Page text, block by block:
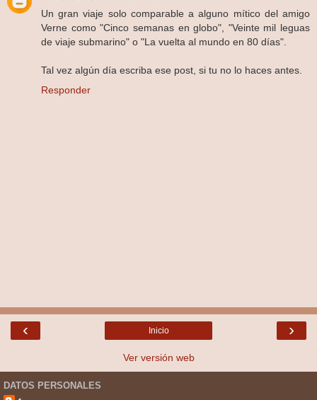
Un gran viaje solo comparable a alguno mítico del amigo
Verne como "Cinco semanas en globo", "Veinte mil leguas
de viaje submarino" o "La vuelta al mundo en 80 días".
Tal vez algún día escriba ese post, si tu no lo haces antes.
Responder
‹ ›
Inicio
Ver versión web
DATOS PERSONALES